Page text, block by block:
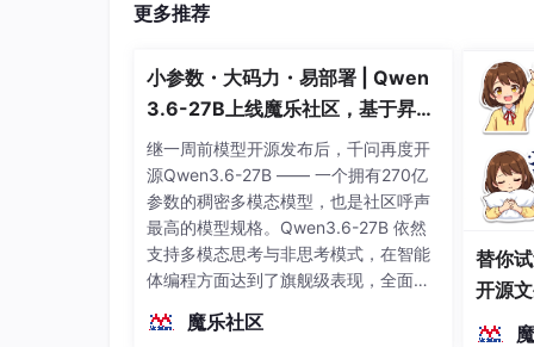
线代、高代内容总结、公式
《线性代数》总复习：内容总结、必会题型
《行列式》知识点小结与公式
《行列式》内容小结、题型解题思路与典
《矩阵及其运算》知识点小结与公式
《矩阵的初等变换与线性方程组》知识点小
更多推荐
小参数・大码力・易部署 | Qwen
3.6-27B上线魔乐社区，基于昇腾
的部署教程来了
继一周前模型开源发布后，千问再度开
源Qwen3.6-27B —— 一个拥有270亿
参数的稠密多模态模型，也是社区呼声
最高的模型规格。Qwen3.6-27B 依然
支持多模态思考与非思考模式，在智能
体编程方面达到了旗舰级表现，全面超
（总参数397B / 激活参数17B的MoE模
魔乐社区
替你
开源
染、